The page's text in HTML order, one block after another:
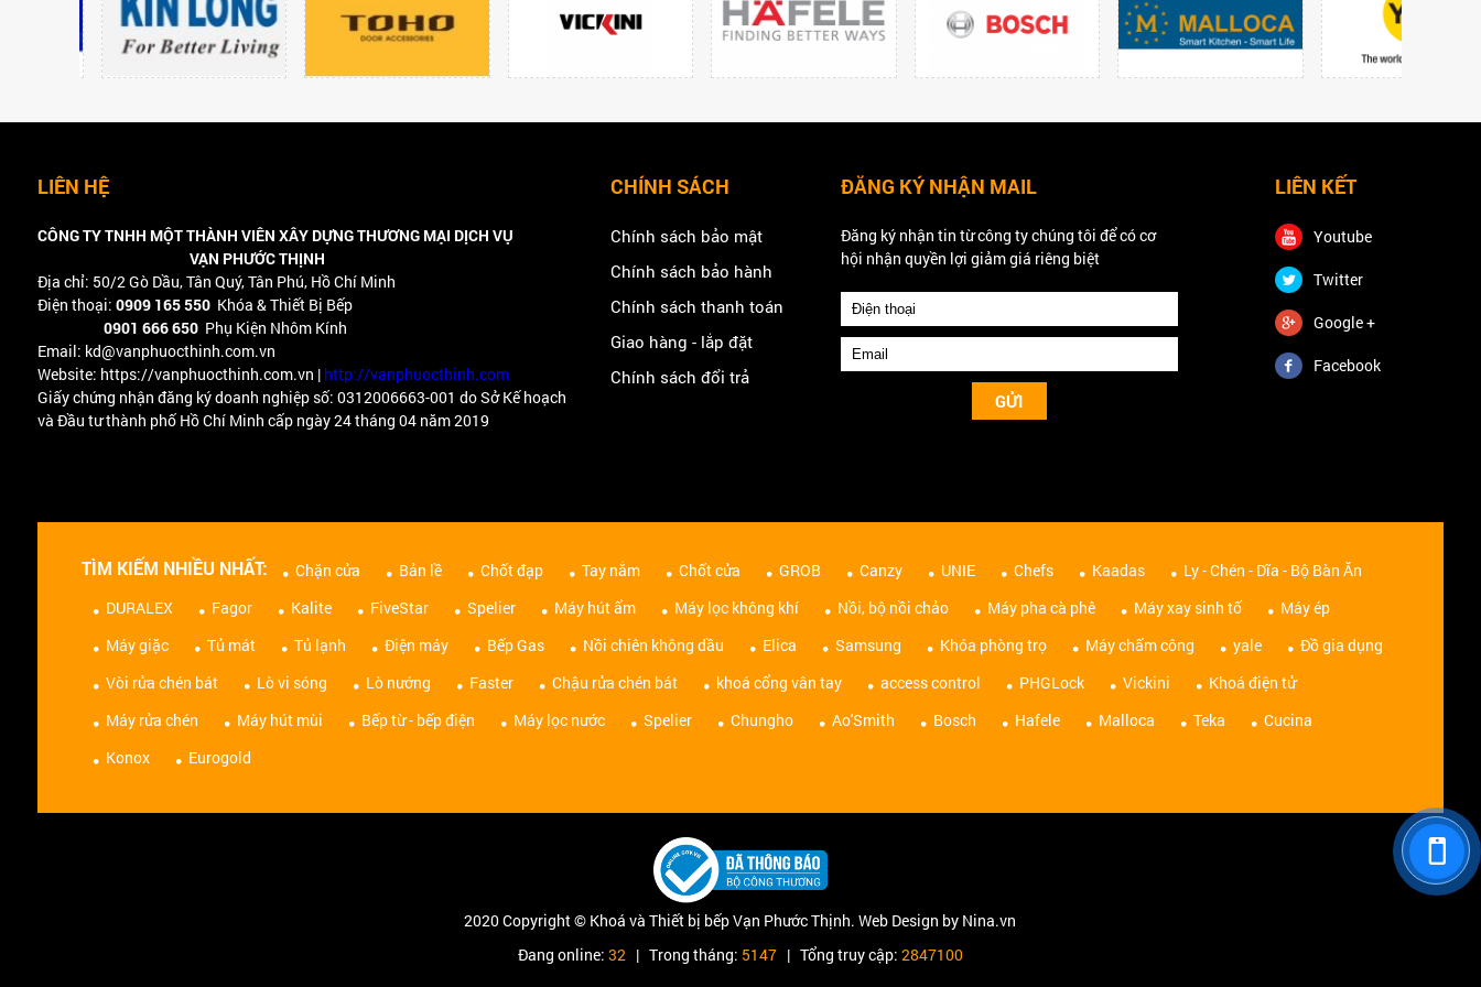
LIÊN HỆ
CÔNG TY TNHH MỘT THÀNH VIÊN XÂY DỰNG THƯƠNG MẠI DỊCH VỤ
VẠN PHƯỚC THỊNH
Địa chỉ: 50/2 Gò Dầu, Tân Quý, Tân Phú, Hồ Chí Minh
Điện thoại: 0909 165 550Khóa & Thiết Bị Bếp
0901 666 650Phụ Kiện Nhôm Kính
Email: kd@vanphuocthinh.com.vn
Website: https://vanphuocthinh.com.vn | http://vanphuocthinh.com
Giấy chứng nhận đăng ký doanh nghiệp số: 0312006663-001 do Sở Kế hoạch
và Đầu tư thành phố Hồ Chí Minh cấp ngày 24 tháng 04 năm 2019
CHÍNH SÁCH
Chính sách bảo mật
Chính sách bảo hành
Chính sách thanh toán
Giao hàng - lắp đặt
Chính sách đổi trả
ĐĂNG KÝ NHẬN MAIL
Đăng ký nhận tin từ công ty chúng tôi để có cơ
hội nhận quyền lợi giảm giá riêng biệt
LIÊN KẾT
Youtube
Twitter
Google +
Facebook
TÌM KIẾM NHIỀU NHẤT: Chặn cửa Bản lề Chốt đạp Tay nắm Chốt cửa GROB Canzy UNIE Chefs Kaadas
Ly - Chén - Dĩa - Bộ Bàn Ăn
DURALEX
Fagor Kalite FiveStar Spelier Máy hút ẩm Máy lọc không khí Nồi, bộ nồi chảo Máy pha cà phê Máy xay sinh tố
Máy ép
Máy giặc
Tủ mát Tủ lạnh Điện máy Bếp Gas Nồi chiên không dầu Elica Samsung Khóa phòng trọ Máy chấm công yale
Đồ gia dụng
Vòi rửa chén bát
Lò vi sóng Lò nướng Faster Chậu rửa chén bát khoá cổng vân tay access control PHGLock Vickini
Khoá điện tử
Máy rửa chén
Máy hút mùi Bếp từ - bếp điện Máy lọc nước Spelier Chungho Ao'Smith Bosch Hafele Malloca Teka
Cucina
Konox
Eurogold
2020 Copyright © Khoá và Thiết bị bếp Vạn Phước Thịnh. Web Design by Nina.vn
Đang online: 32| Trong tháng: 5147| Tổng truy cập: 2847100